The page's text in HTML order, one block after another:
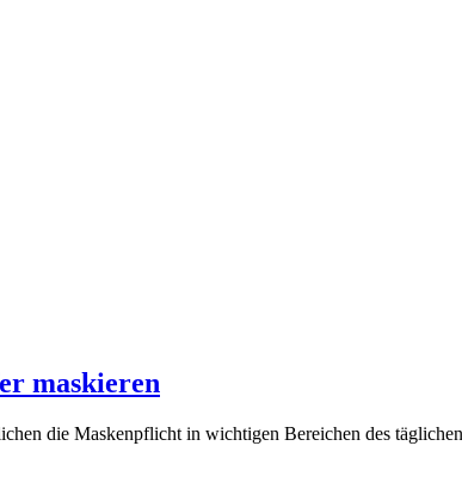
maskieren
die Maskenpflicht in wichtigen Bereichen des